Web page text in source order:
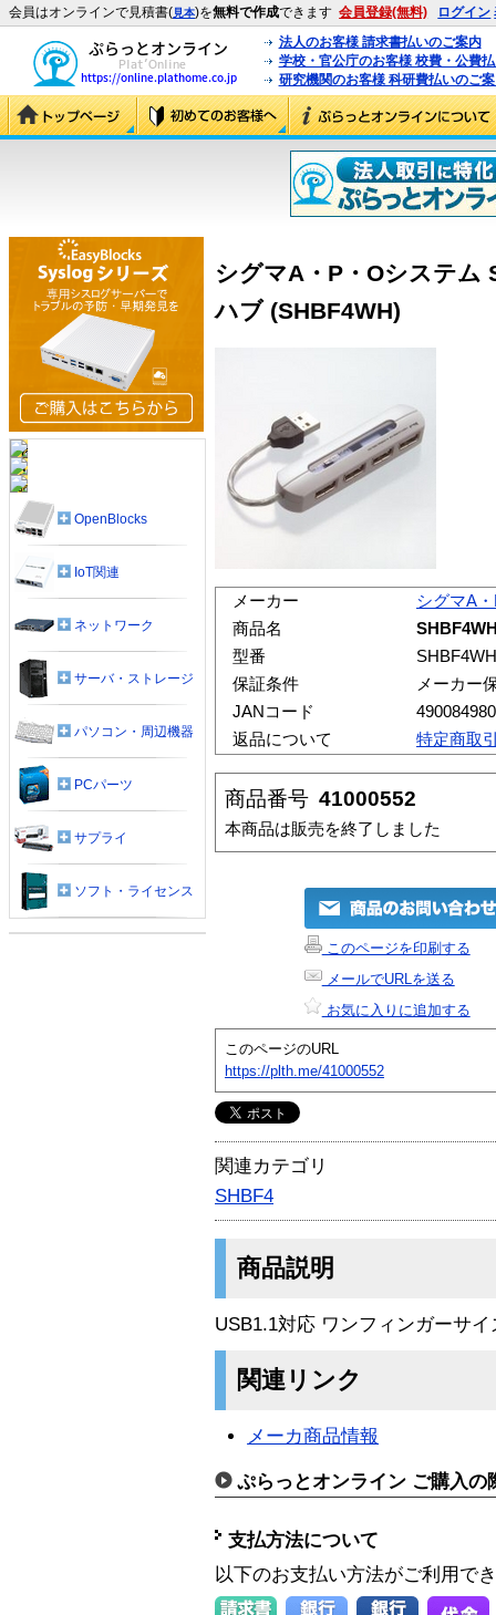
会員はオンラインで見積書(見本)を無料で作成できます 会員登録(無料) ログイン
法人のお客様 請求書払いのご案内
学校・官公庁のお客様 校費・公費
研究機関のお客様 科研費払いのご
シグマA・P・Oシステム
ハブ (SHBF4WH)
メーカー
シグマA
商品名
型番
SHBF4WH
保証条件
メーカー
JANコード
返品について
特定商取
商品番号 41000552
本商品は販売を終了しました
このページを印刷する
メールでURLを送る
お気に入りに追加する
このページのURL
https://plth.me/41000552
関連カテゴリ
SHBF4
商品説明
USB1.1対応 ワンフィンガーサ
関連リンク
メーカ商品情報
ぷらっとオンライン ご購入の
支払方法について
以下のお支払い方法がご利用で
OpenBlocks
IoT関連
ネットワーク
サーバ・ストレージ
パソコン・周辺機器
PCパーツ
サプライ
ソフト・ライセンス